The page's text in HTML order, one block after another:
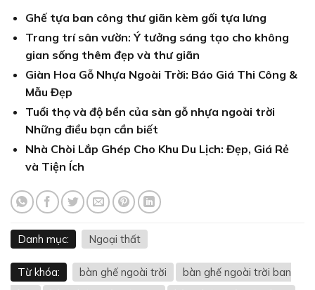
Ghế tựa ban công thư giãn kèm gối tựa lưng
Trang trí sân vườn: Ý tưởng sáng tạo cho không
gian sống thêm đẹp và thư giãn
Giàn Hoa Gỗ Nhựa Ngoài Trời: Báo Giá Thi Công &
Mẫu Đẹp
Tuổi thọ và độ bền của sàn gỗ nhựa ngoài trời
Những điều bạn cần biết
Nhà Chòi Lắp Ghép Cho Khu Du Lịch: Đẹp, Giá Rẻ
và Tiện Ích
Danh mục: Ngoại thất
Từ khóa: bàn ghế ngoài trời
bàn ghế ngoài trời ban